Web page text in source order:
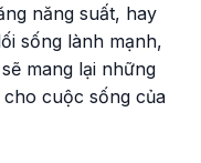
năng suất, hay
sống lành mạnh,
mang lại những
cuộc sống của